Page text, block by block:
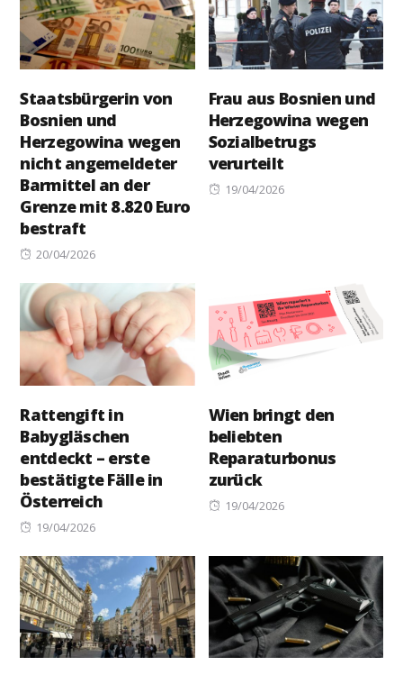
Staatsbürgerin von
Bosnien und
Herzegowina wegen
nicht angemeldeter
Barmittel an der
Grenze mit 8.820 Euro
bestraft
Posted
20/04/2026
Frau aus Bosnien und
Herzegowina wegen
Sozialbetrugs
verurteilt
Posted
19/04/2026
Rattengift in
Babygläschen
entdeckt – erste
bestätigte Fälle in
Österreich
Posted
19/04/2026
Wien bringt den
beliebten
Reparaturbonus
zurück
Posted
19/04/2026